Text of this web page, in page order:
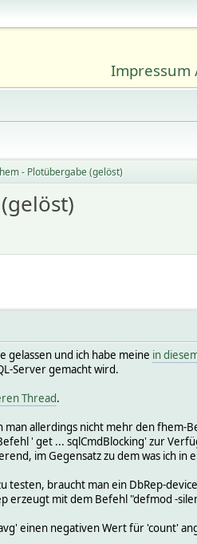
Impressum
- Plotübergabe (gelöst)
gelassen und ich habe meine in
Server gemacht wird.
Thread.
allerdings nicht mehr den fhem-
' get ... sqlCmdBlocking' zur
im Gegensatz zu dem was ich in
braucht man ein DbRep-
erzeugt mit dem Befehl "defmod -
einen negativen Wert für 'count'